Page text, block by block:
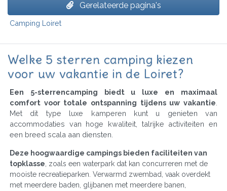
Gerelateerde pagina's
Camping Loiret
Welke 5 sterren camping kiezen
voor uw vakantie in de Loiret?
Een 5-sterrencamping biedt u luxe en maximaal
comfort voor totale ontspanning tijdens uw vakantie
Met dit type luxe kamperen kunt u genieten van
accommodaties van hoge kwaliteit, talrijke activiteiten en
een breed scala aan diensten.
Deze hoogwaardige campings bieden faciliteiten van
topklasse , zoals een waterpark dat kan concurreren met de
mooiste recreatieparken. Verwarmd zwembad, vaak overdekt
met meerdere baden, glijbanen met meerdere banen,